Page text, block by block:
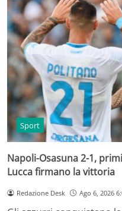
Sport
Napoli-Osasuna 2-1,
Lucca firmano la vittoria
Redazione Desk Ago 6, 2026